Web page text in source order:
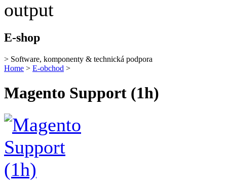
E-shop
> Software, komponenty & technická podpora
Home > E-obchod >
Magento Support (1h)